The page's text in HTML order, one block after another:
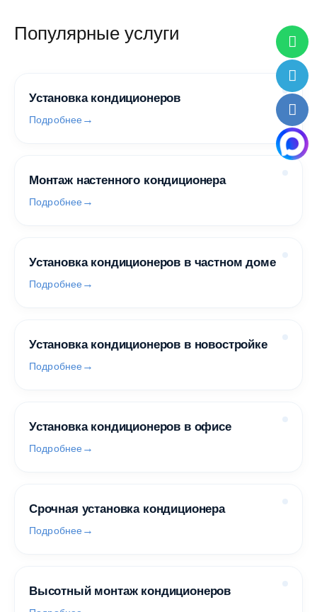
Популярные услуги
Установка кондиционеров
Подробнее
Монтаж настенного кондиционера
Подробнее
Установка кондиционеров в частном доме
Подробнее
Установка кондиционеров в новостройке
Подробнее
Установка кондиционеров в офисе
Подробнее
Срочная установка кондиционера
Подробнее
Высотный монтаж кондиционеров